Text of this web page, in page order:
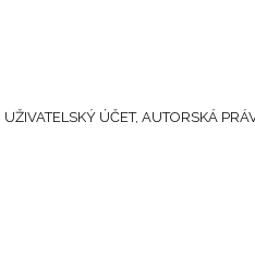
ÚČET, AUTORSKÁ